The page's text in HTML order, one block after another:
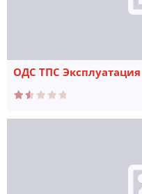
ОДС ТПС Эксплуатация